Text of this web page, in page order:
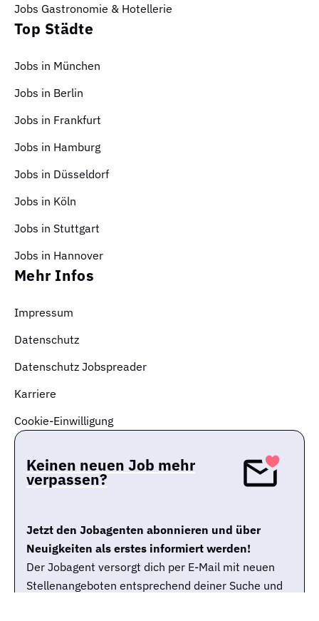
Jobs Gastronomie & Hotellerie
Top Städte
Jobs in München
Jobs in Berlin
Jobs in Frankfurt
Jobs in Hamburg
Jobs in Düsseldorf
Jobs in Köln
Jobs in Stuttgart
Jobs in Hannover
Mehr Infos
Impressum
Datenschutz
Datenschutz Jobspreader
Karriere
Cookie-Einwilligung
Keinen neuen Job mehr
verpassen?
Jetzt den Jobagenten abonnieren und über
Neuigkeiten als erstes informiert werden!
Der Jobagent versorgt dich per E-Mail mit neuen
Stellenangeboten entsprechend deiner Suche und